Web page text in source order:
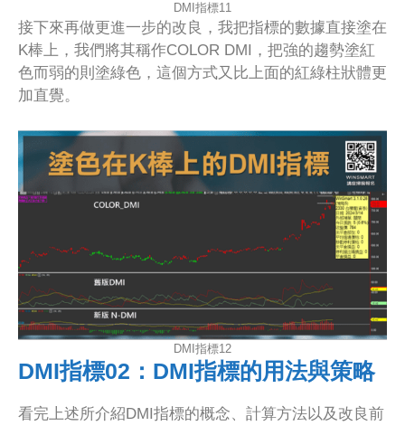
DMI指標11
接下來再做更進一步的改良，我把指標的數據直接塗在
K棒上，我們將其稱作COLOR DMI，把強的趨勢塗紅
色而弱的則塗綠色，這個方式又比上面的紅綠柱狀體更
加直覺。
DMI指標12
DMI指標02：DMI指標的用法與策略
看完上述所介紹DMI指標的概念、計算方法以及改良前